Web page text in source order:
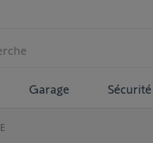
Garage Sécurité